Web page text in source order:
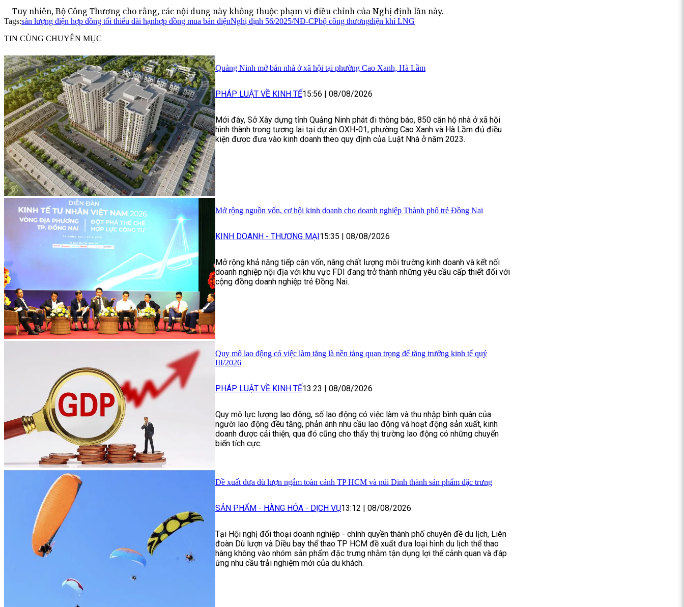
Tuy nhiên, Bộ Công Thương cho rằng, các nội dung này không thuộc phạm vi điều chỉnh của Nghị định lần này.
Tags:sản lượng điện hợp đồng tối thiểu dài hạnhợp đồng mua bán điệnNghị định 56/2025/NĐ-CPbộ công thươngđiện khí LNG
TIN CÙNG CHUYÊN MỤC
Quảng Ninh mở bán nhà ở xã hội tại phường Cao Xanh, Hà Lầm
PHÁP LUẬT VỀ KINH TẾ15:56 | 08/08/2026
Mới đây, Sở Xây dựng tỉnh Quảng Ninh phát đi thông báo, 850 căn hộ nhà ở xã hội
hình thành trong tương lai tại dự án OXH-01, phường Cao Xanh và Hà Lầm đủ điều
kiện được đưa vào kinh doanh theo quy định của Luật Nhà ở năm 2023.
Mở rộng nguồn vốn, cơ hội kinh doanh cho doanh nghiệp Thành phố trẻ Đồng Nai
KINH DOANH - THƯƠNG MẠI 15:35 08/08/2026
Mở rộng khả năng tiếp cận vốn, nâng chất lượng môi trường kinh doanh và kết nối
doanh nghiệp nội địa với khu vực FDI đang trở thành những yêu cầu cấp thiết đối với
cộng đồng doanh nghiệp trẻ Đồng Nai.
Quy mô lao động có việc làm tăng là nền tảng quan trọng để tăng trưởng kinh tế quý
III/2026
PHÁP LUẬT VỀ KINH TẾ13:23 | 08/08/2026
Quy mô lực lượng lao động, số lao động có việc làm và thu nhập bình quân của
người lao động đều tăng, phản ánh nhu cầu lao động và hoạt động sản xuất, kinh
doanh được cải thiện, qua đó cũng cho thấy thị trường lao động có những chuyển
biến tích cực.
Đề xuất đưa dù lượn ngắm toàn cảnh TP HCM và núi Dinh thành sản phẩm đặc trưng
SẢN PHẨM - HÀNG HÓA - DỊCH VỤ13:12 | 08/08/2026
Tại Hội nghị đối thoại doanh nghiệp - chính quyền thành phố chuyên đề du lịch, Liên
đoàn Dù lượn và Diều bay thể thao TP HCM đề xuất đưa loại hình du lịch thể thao
hàng không vào nhóm sản phẩm đặc trưng nhằm tận dụng lợi thế cảnh quan và đáp
ứng nhu cầu trải nghiệm mới của du khách.